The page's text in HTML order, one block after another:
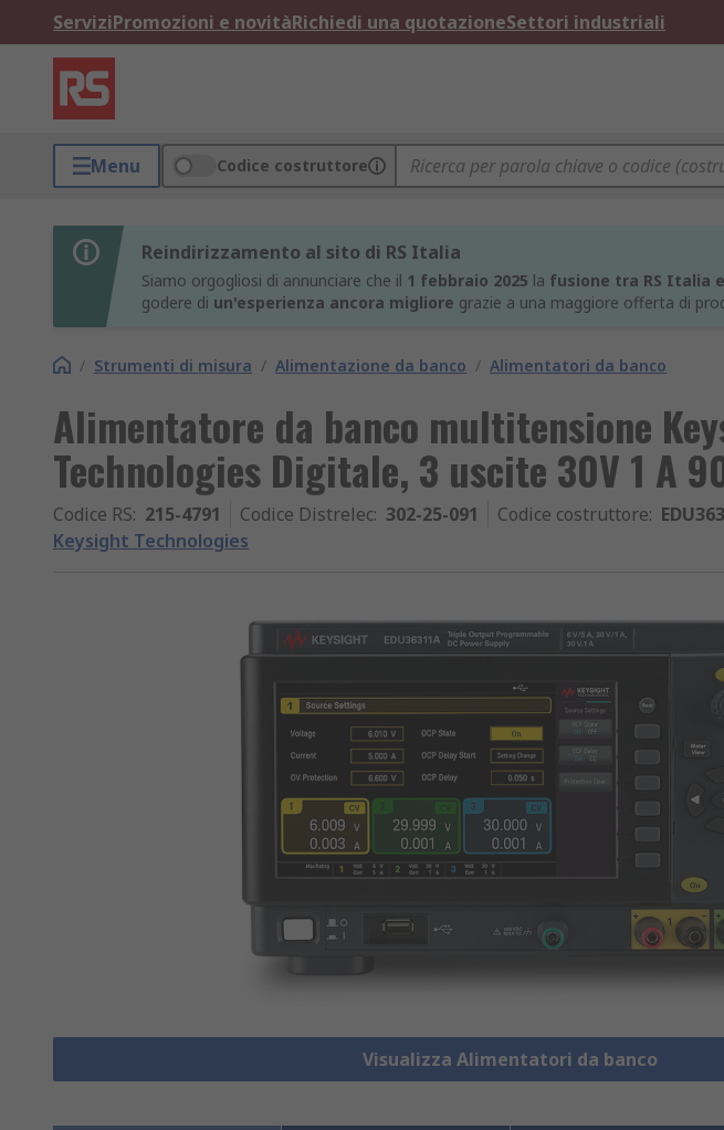
ServiziPromozioni e novitàRichiedi una quotazioneSettori industriali
Menu Codice costruttore
Reindirizzamento al sito di RS Italia
Siamo orgogliosi di annunciare che il 1 febbraio 2025 la fusione tra RS Italia
godere di un'esperienza ancora migliore grazie a una maggiore offerta di
/ Strumenti di misura / Alimentazione da banco / Alimentatori da banco
Alimentatore da banco multitensione
Technologies Digitale, 3 uscite 30V 1 A
Codice RS: 215-4791 Codice Distrelec: 302-25-091 Codice costruttore:
Keysight Technologies
Visualizza Alimentatori da banco